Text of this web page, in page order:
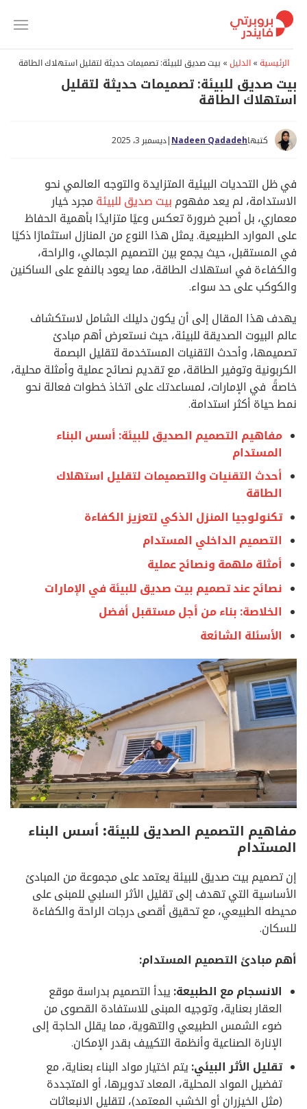
الرئيسية»الدليل»بيت صديق للبيئة: تصميمات حديثة لتقليل استهلاك الطاقة
بيت صديق للبيئة: تصميمات حديثة لتقليل
استهلاك الطاقة
كتبهاNadeen Qadadeh
| ديسمبر 3، 2025
في ظل التحديات البيئية المتزايدة والتوجه العالمي نحو
الاستدامة، لم يعد مفهومبيت صديق للبيئةمجرد خيار
معماري، بل أصبح ضرورة تعكس وعيًا متزايدًا بأهمية الحفاظ
على الموارد الطبيعية. يمثل هذا النوع من المنازل استثمارًا ذكيًا
في المستقبل، حيث يجمع بين التصميم الجمالي، والراحة،
والكفاءة في استهلاك الطاقة، مما يعود بالنفع على الساكنين
والكوكب على حد سواء.
يهدف هذا المقال إلى أن يكون دليلك الشامل لاستكشاف
عالم البيوت الصديقة للبيئة، حيث نستعرض أهم مبادئ
تصميمها، وأحدث التقنيات المستخدمة لتقليل البصمة
الكربونية وتوفير الطاقة، مع تقديم نصائح عملية وأمثلة محلية،
خاصةً في الإمارات، لمساعدتك على اتخاذ خطوات فعالة نحو
نمط حياة أكثر استدامة.
مفاهيم التصميم الصديق للبيئة: أسس البناء
المستدام
أحدث التقنيات والتصميمات لتقليل استهلاك
الطاقة
تكنولوجيا المنزل الذكي لتعزيز الكفاءة
التصميم الداخلي المستدام
أمثلة ملهمة ونصائح عملية
نصائح عند تصميم بيت صديق للبيئة في الإمارات
الخلاصة: بناء من أجل مستقبل أفضل
الأسئلة الشائعة
مفاهيم التصميم الصديق للبيئة: أسس البناء
المستدام
إن تصميم بيت صديق للبيئة يعتمد على مجموعة من المبادئ
الأساسية التي تهدف إلى تقليل الأثر السلبي للمبنى على
محيطه الطبيعي، مع تحقيق أقصى درجات الراحة والكفاءة
للسكان.
أهم مبادئ التصميم المستدام:
الانسجام مع الطبيعة:يبدأ التصميم بدراسة موقع
العقار بعناية، وتوجيه المبنى للاستفادة القصوى من
ضوء الشمس الطبيعي والتهوية، مما يقلل الحاجة إلى
الإنارة الصناعية وأنظمة التكييف بقدر الإمكان.
تقليل الأثر البيئي:يتم اختيار مواد البناء بعناية، مع
تفضيل المواد المحلية، المعاد تدويرها، أو المتجددة
(مثل الخيزران أو الخشب المعتمد)، لتقليل الانبعاثات